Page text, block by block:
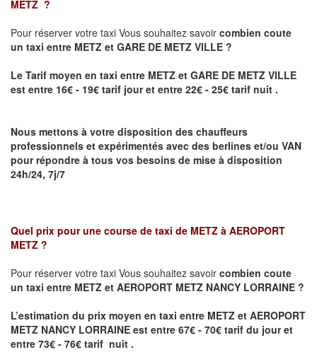
METZ ?
Pour réserver votre taxi Vous souhaitez savoir combien coute
un taxi entre METZ et GARE DE METZ VILLE ?
Le Tarif moyen en taxi entre METZ et GARE DE METZ VILLE
est entre 16€ - 19€ tarif jour et entre 22€ - 25€ tarif nuit .
Nous mettons à votre disposition des chauffeurs
professionnels et expérimentés avec des berlines et/ou VAN
pour répondre à tous vos besoins de mise à disposition
24h/24, 7j/7
Quel prix pour une course de taxi de METZ à AEROPORT
METZ ?
Pour réserver votre taxi Vous souhaitez savoir combien coute
un taxi entre METZ et AEROPORT METZ NANCY LORRAINE ?
L’estimation du prix moyen en taxi entre METZ et AEROPORT
METZ NANCY LORRAINE est entre 67€ - 70€ tarif du jour et
entre 73€ - 76€ tarif nuit .